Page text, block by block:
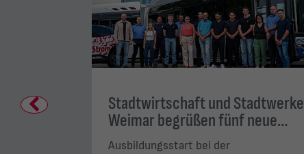
Previous
den
Stadtwirtschaft und Stadtwerke
Weimar begrüßen fünf neue…
Ausbildungsstart bei der